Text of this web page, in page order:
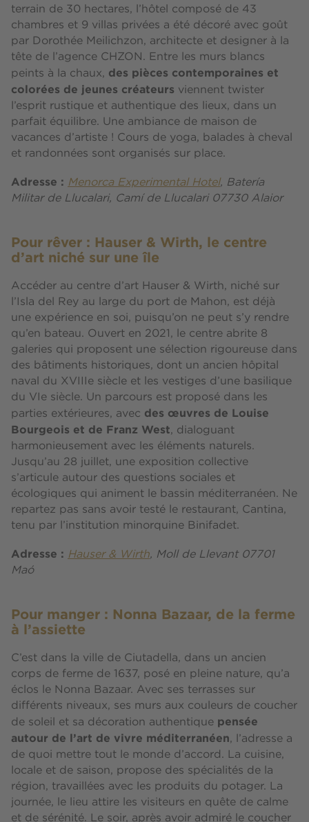
terrain de 30 hectares, l’hôtel composé de 43
chambres et 9 villas privées a été décoré avec goût
par Dorothée Meilichzon, architecte et designer à la
tête de l’agence CHZON. Entre les murs blancs
peints à la chaux, des pièces contemporaines et
colorées de jeunes créateurs viennent twister
l’esprit rustique et authentique des lieux, dans un
parfait équilibre. Une ambiance de maison de
vacances d’artiste ! Cours de yoga, balades à cheval
et randonnées sont organisés sur place.
Adresse : Menorca Experimental Hotel, Batería
Militar de Llucalari, Camí de Llucalari 07730 Alaior
Pour rêver : Hauser & Wirth, le centre
d’art niché sur une île
Accéder au centre d’art Hauser & Wirth, niché sur
l’Isla del Rey au large du port de Mahon, est déjà
une expérience en soi, puisqu’on ne peut s’y rendre
qu’en bateau. Ouvert en 2021, le centre abrite 8
galeries qui proposent une sélection rigoureuse dans
des bâtiments historiques, dont un ancien hôpital
naval du XVIIIe siècle et les vestiges d’une basilique
du VIe siècle. Un parcours est proposé dans les
parties extérieures, avec des œuvres de Louise
Bourgeois et de Franz West, dialoguant
harmonieusement avec les éléments naturels.
Jusqu’au 28 juillet, une exposition collective
s’articule autour des questions sociales et
écologiques qui animent le bassin méditerranéen. Ne
repartez pas sans avoir testé le restaurant, Cantina,
tenu par l’institution minorquine Binifadet.
Adresse : Hauser & Wirth, Moll de Llevant 07701
Maó
Pour manger : Nonna Bazaar, de la ferme
à l’assiette
C’est dans la ville de Ciutadella, dans un ancien
corps de ferme de 1637, posé en pleine nature, qu’a
éclos le Nonna Bazaar. Avec ses terrasses sur
différents niveaux, ses murs aux couleurs de coucher
de soleil et sa décoration authentique pensée
autour de l’art de vivre méditerranéen, l’adresse a
de quoi mettre tout le monde d’accord. La cuisine,
locale et de saison, propose des spécialités de la
région, travaillées avec les produits du potager. La
journée, le lieu attire les visiteurs en quête de calme
et de sérénité. Le soir, après avoir admiré le coucher